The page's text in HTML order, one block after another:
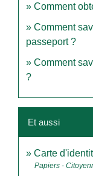
Comment
Comment
passeport ?
Comment
?
Et aussi
Carte
Papiers -